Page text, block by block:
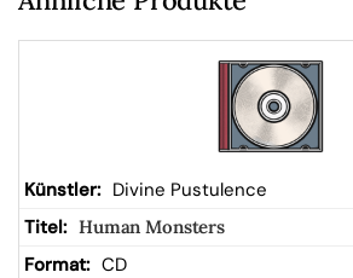
kor
b
Divine Pustulence
Human Monsters
CD